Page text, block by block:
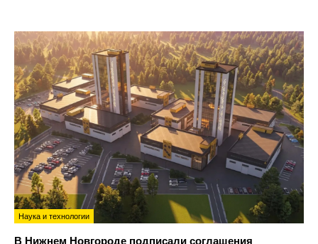
Наука и технологии
В Нижнем Новгороде подписали соглашения